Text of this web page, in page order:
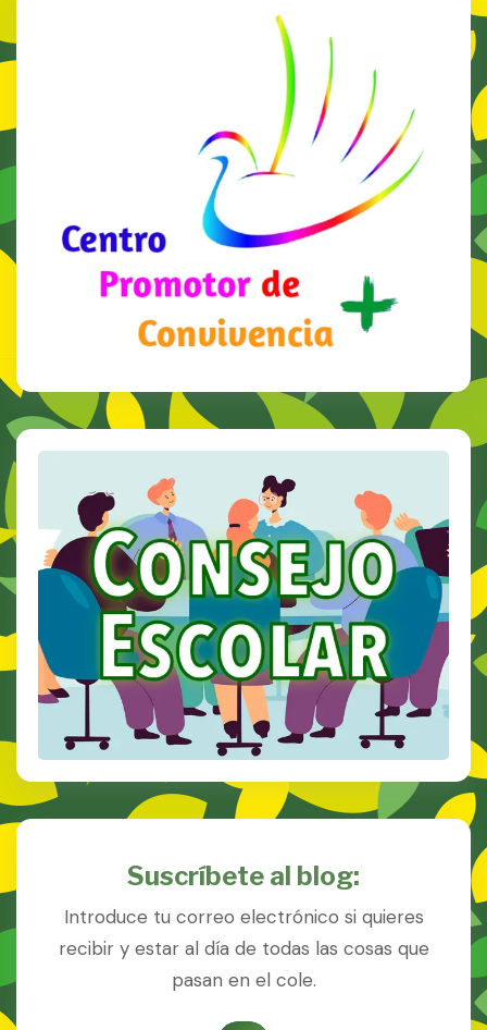
Suscríbete al blog:
Introduce tu correo electrónico si quieres
recibir y estar al día de todas las cosas que
pasan en el cole.